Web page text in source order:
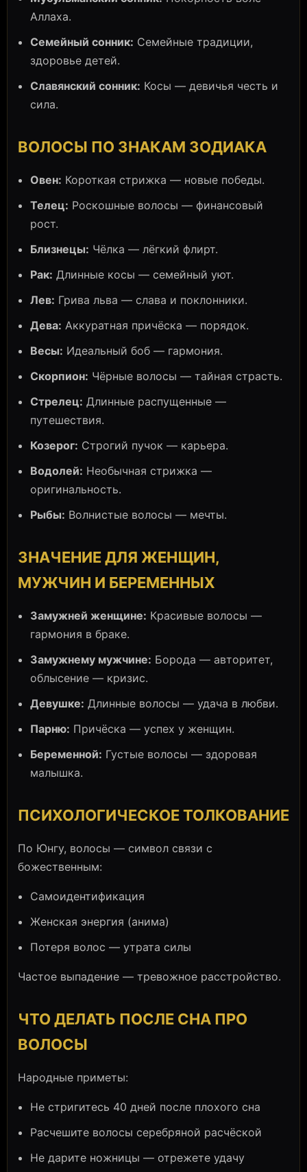
Аллаха.
Семейный сонник: Семейные традиции,
здоровье детей.
Славянский сонник: Косы — девичья честь и
сила.
ВОЛОСЫ ПО ЗНАКАМ ЗОДИАКА
Овен: Короткая стрижка — новые победы.
Телец: Роскошные волосы — финансовый
рост.
Близнецы: Чёлка — лёгкий флирт.
Рак: Длинные косы — семейный уют.
Лев: Грива льва — слава и поклонники.
Дева: Аккуратная причёска — порядок.
Весы: Идеальный боб — гармония.
Скорпион: Чёрные волосы — тайная страсть.
Стрелец: Длинные распущенные —
путешествия.
Козерог: Строгий пучок — карьера.
Водолей: Необычная стрижка —
оригинальность.
Рыбы: Волнистые волосы — мечты.
ЗНАЧЕНИЕ ДЛЯ ЖЕНЩИН,
МУЖЧИН И БЕРЕМЕННЫХ
Замужней женщине: Красивые волосы —
гармония в браке.
Замужнему мужчине: Борода — авторитет,
облысение — кризис.
Девушке: Длинные волосы — удача в любви.
Парню: Причёска — успех у женщин.
Беременной: Густые волосы — здоровая
малышка.
ПСИХОЛОГИЧЕСКОЕ ТОЛКОВАНИЕ
По Юнгу, волосы — символ связи с
божественным:
Самоидентификация
Женская энергия (анима)
Потеря волос — утрата силы
Частое выпадение — тревожное расстройство.
ЧТО ДЕЛАТЬ ПОСЛЕ СНА ПРО
ВОЛОСЫ
Народные приметы:
Не стригитесь 40 дней после плохого сна
Расчешите волосы серебряной расчёской
Не дарите ножницы — отрежете удачу